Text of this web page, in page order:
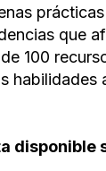
que
100
habilidades
disponible